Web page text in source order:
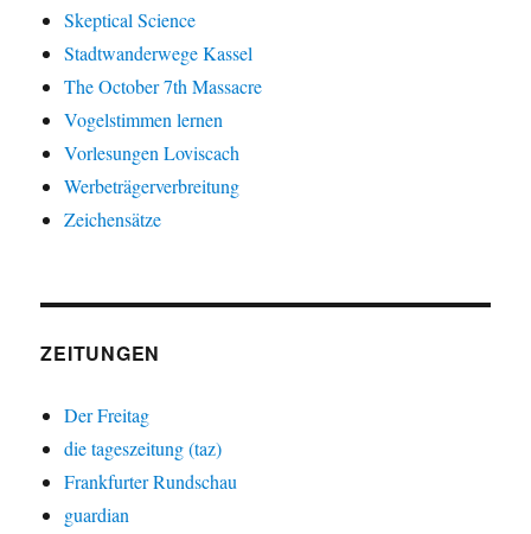
Skeptical Science
Stadtwanderwege Kassel
The October 7th Massacre
Vogelstimmen lernen
Vorlesungen Loviscach
Werbeträgerverbreitung
Zeichensätze
ZEITUNGEN
Der Freitag
die tageszeitung (taz)
Frankfurter Rundschau
guardian